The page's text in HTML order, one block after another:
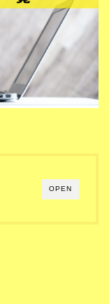
OPEN